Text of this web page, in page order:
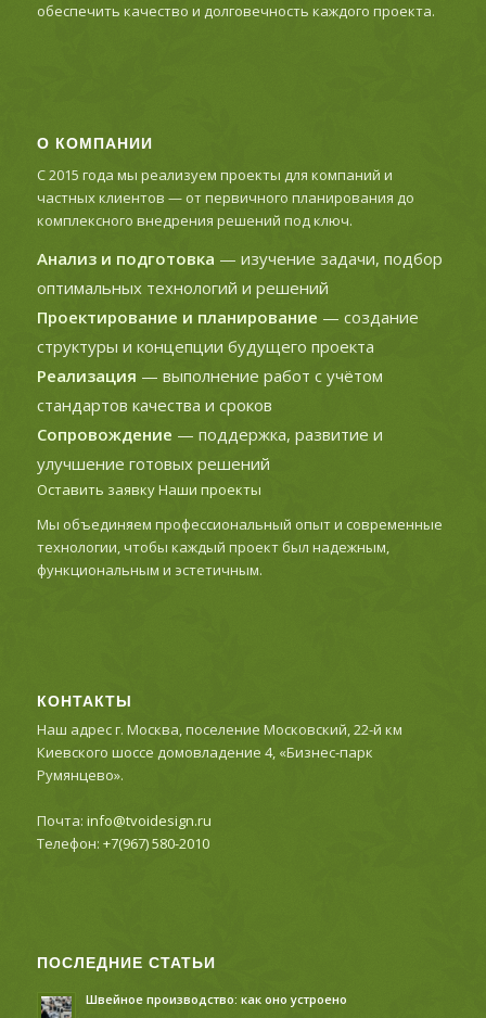
обеспечить качество и долговечность каждого проекта.
О КОМПАНИИ
С 2015 года мы реализуем проекты для компаний и
частных клиентов — от первичного планирования до
комплексного внедрения решений под ключ.
Анализ и подготовка — изучение задачи, подбор
оптимальных технологий и решений
Проектирование и планирование — создание
структуры и концепции будущего проекта
Реализация — выполнение работ с учётом
стандартов качества и сроков
Сопровождение — поддержка, развитие и
улучшение готовых решений
Оставить заявкуНаши проекты
Мы объединяем профессиональный опыт и современные
технологии, чтобы каждый проект был надежным,
функциональным и эстетичным.
КОНТАКТЫ
Наш адрес г. Москва, поселение Московский, 22-й км
Киевского шоссе домовладение 4, «Бизнес-парк
Румянцево».
Почта: info@tvoidesign.ru
Телефон: +7(967) 580-2010
ПОСЛЕДНИЕ СТАТЬИ
Швейное производство: как оно устроено